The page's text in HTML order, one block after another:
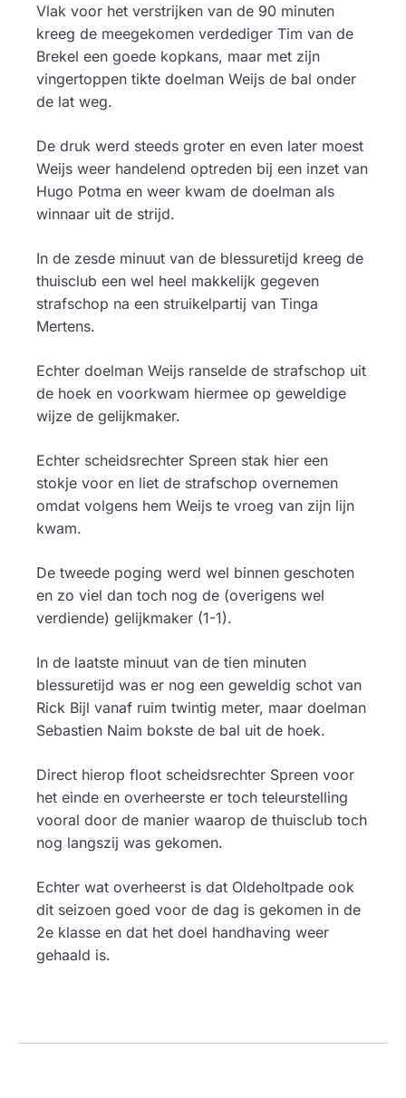
Vlak voor het verstrijken van de 90 minuten
kreeg de meegekomen verdediger Tim van de
Brekel een goede kopkans, maar met zijn
vingertoppen tikte doelman Weijs de bal onder
de lat weg.
De druk werd steeds groter en even later moest
Weijs weer handelend optreden bij een inzet van
Hugo Potma en weer kwam de doelman als
winnaar uit de strijd.
In de zesde minuut van de blessuretijd kreeg de
thuisclub een wel heel makkelijk gegeven
strafschop na een struikelpartij van Tinga
Mertens.
Echter doelman Weijs ranselde de strafschop uit
de hoek en voorkwam hiermee op geweldige
wijze de gelijkmaker.
Echter scheidsrechter Spreen stak hier een
stokje voor en liet de strafschop overnemen
omdat volgens hem Weijs te vroeg van zijn lijn
kwam.
De tweede poging werd wel binnen geschoten
en zo viel dan toch nog de (overigens wel
verdiende) gelijkmaker (1-1).
In de laatste minuut van de tien minuten
blessuretijd was er nog een geweldig schot van
Rick Bijl vanaf ruim twintig meter, maar doelman
Sebastien Naim bokste de bal uit de hoek.
Direct hierop floot scheidsrechter Spreen voor
het einde en overheerste er toch teleurstelling
vooral door de manier waarop de thuisclub toch
nog langszij was gekomen.
Echter wat overheerst is dat Oldeholtpade ook
dit seizoen goed voor de dag is gekomen in de
2e klasse en dat het doel handhaving weer
gehaald is.